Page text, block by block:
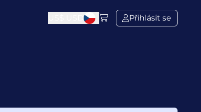
Přihlásit se